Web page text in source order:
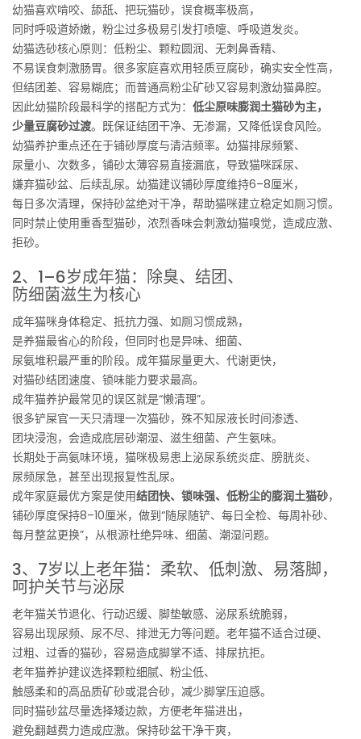
幼猫喜欢啃咬、舔舐、把玩猫砂，误食概率极高，
同时呼吸道娇嫩，粉尘过多极易引发打喷嚏、呼吸道发炎。
幼猫选砂核心原则：低粉尘、颗粒圆润、无刺鼻香精、
不易误食刺激肠胃。很多家庭喜欢用轻质豆腐砂，确实安全性高，
但结团差、容易糊底；而普通高粉尘矿砂又容易刺激幼猫鼻腔。
因此幼猫阶段最科学的搭配方式为： 低尘原味膨润土猫砂为主，
少量豆腐砂过渡。既保证结团干净、无渗漏，又降低误食风险。
幼猫养护重点还在于铺砂厚度与清洁频率。幼猫排尿频繁、
尿量小、次数多，铺砂太薄容易直接漏底，导致猫咪踩尿、
嫌弃猫砂盆、后续乱尿。幼猫建议铺砂厚度维持6–8厘米，
每日多次清理，保持砂盆绝对干净，帮助猫咪建立稳定如厕习惯。
同时禁止使用重香型猫砂，浓烈香味会刺激幼猫嗅觉，造成应激、
拒砂。
2、1–6岁成年猫：除臭、结团、
防细菌滋生为核心
成年猫咪身体稳定、抵抗力强、如厕习惯成熟，
是养猫最省心的阶段，但同时也是异味、细菌、
尿氨堆积最严重的阶段。成年猫尿量更大、代谢更快，
对猫砂结团速度、锁味能力要求最高。
成年猫养护最常见的误区就是“懒清理”。
很多铲屎官一天只清理一次猫砂，殊不知尿液长时间渗透、
团块浸泡，会造成底层砂潮湿、滋生细菌、产生氨味。
长期处于高氨味环境，猫咪极易患上泌尿系统炎症、膀胱炎、
尿频尿急，甚至出现报复性乱尿。
成年家庭最优方案是使用结团快、锁味强、低粉尘的膨润土猫砂，
铺砂厚度保持8–10厘米，做到“随尿随铲、每日全检、每周补砂、
每月整盆更换”，从根源杜绝异味、细菌、潮湿问题。
3、7岁以上老年猫：柔软、低刺激、易落脚，
呵护关节与泌尿
老年猫关节退化、行动迟缓、脚垫敏感、泌尿系统脆弱，
容易出现尿频、尿不尽、排泄无力等问题。老年猫不适合过硬、
过粗、过香的猫砂，容易造成脚掌不适、排尿抗拒。
老年猫养护建议选择颗粒细腻、粉尘低、
触感柔和的高品质矿砂或混合砂，减少脚掌压迫感。
同时猫砂盆尽量选择矮边款，方便老年猫进出，
避免翻越费力造成应激。保持砂盆干净干爽，